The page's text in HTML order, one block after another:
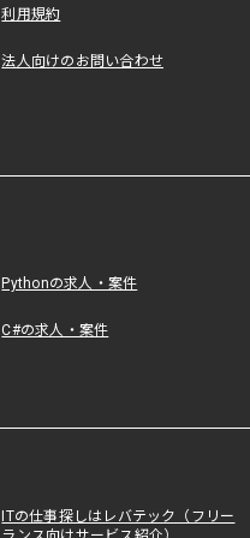
利用規約
法人向けのお問い合わせ
Pythonの求人・案件
C#の求人・案件
ITの仕事探しはレバテック（フリー